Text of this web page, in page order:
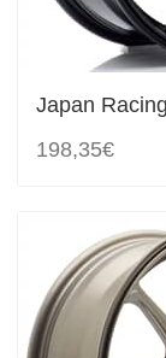
Japan
198,35€